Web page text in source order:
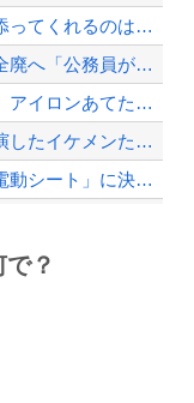
【配信者】「金バエ」のSNS更新が1週間途絶え、様々な憶測が飛び交う。1週間ぶり...
【緊急速報】NYで警官が黒人男性の首を絞め、暴動第二波不可避へ
by livedoor 相互RSS
落ち込んでるときにペットが寄り添ってくれるのは本当になぐさめようとしてるの？
兵庫斎藤知事、県の海外事務所を全廃へ「公務員が海外で遊ぶためにあるだけ」
給食着はすごいニオイのときある。アイロンあてたときにむせ込むほどにクッッッサ！っ...
【画像】女性声優さん、舞台で共演したイケメンたちと写真を撮りまくってしまう…
【第一位】車で要らない装備、「電動シート」に決まる・・・
？